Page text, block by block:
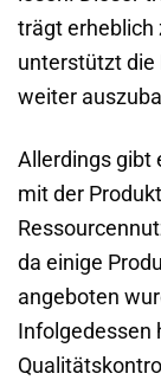
trägt erheblich
unterstützt die
weiter
Allerdings gibt
mit der
da einige
angeboten
Infolgedessen